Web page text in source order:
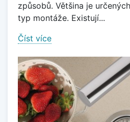
způsobů. Většina je
typ montáže. Existují...
Číst více